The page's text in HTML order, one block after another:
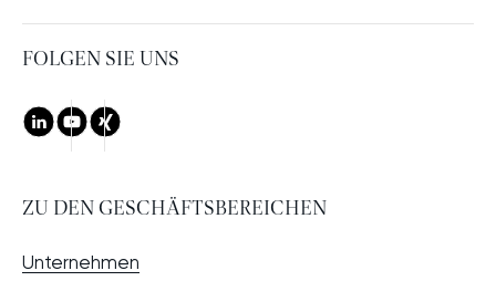
FOLGEN SIE UNS
LinkedInYoutube
ZU DEN GESCHÄFTSBEREICHEN
Unternehmen